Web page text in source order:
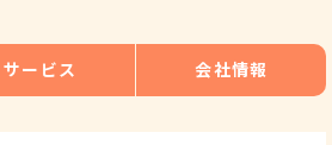
サービス 会社情報